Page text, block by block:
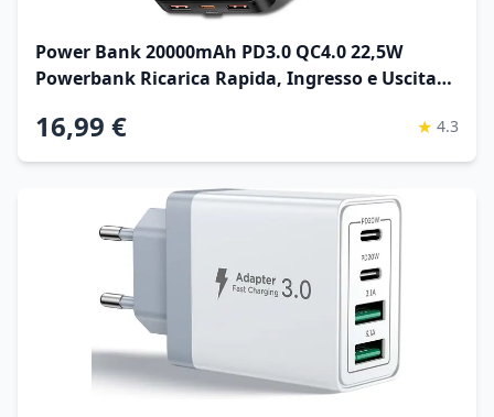
Power Bank 20000mAh PD3.0 QC4.0 22,5W
Powerbank Ricarica Rapida, Ingresso e Uscita
Display LCD per Smartphone smartwatch ecc
16,99 € ★ 4.3